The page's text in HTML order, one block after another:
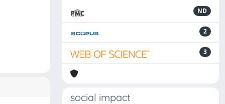
ND
2
3
social impact